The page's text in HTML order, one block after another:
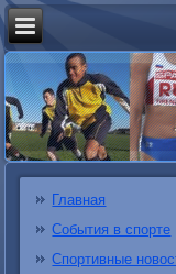
Главная
События в спорте
Спортивные